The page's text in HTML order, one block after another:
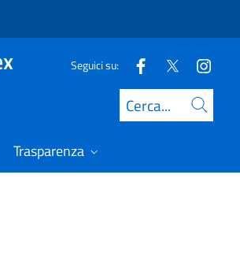
Seguici su:
Cerca
Trasparenza